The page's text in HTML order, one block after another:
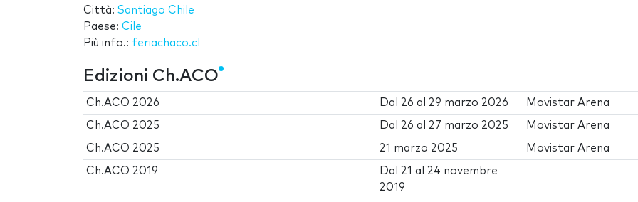
Città: Santiago Chile
Paese: Cile
Più info.: feriachaco.cl
Edizioni Ch.ACO
Ch.ACO 2026 Dal 26 al 29 marzo 2026 Movistar Arena
Ch.ACO 2025 Dal 26 al 27 marzo 2025 Movistar Arena
Ch.ACO 2025 21 marzo 2025 Movistar Arena
Ch.ACO 2019 Dal 21 al 24 novembre
2019